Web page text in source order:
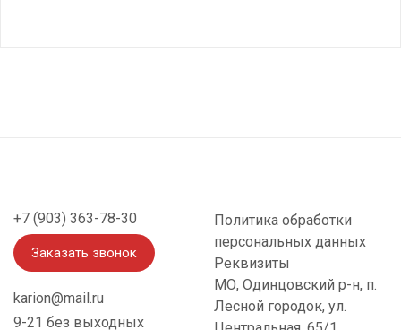
+7 (903) 363-78-30
Заказать звонок
karion@mail.ru
9-21 без выходных
Политика обработки
персональных данных
Реквизиты
МО, Одинцовский р-н, п.
Лесной городок, ул.